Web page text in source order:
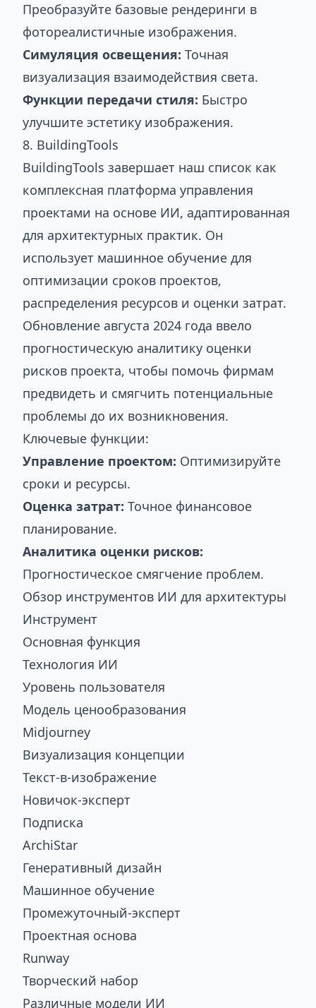
Преобразуйте базовые рендеринги в
фотореалистичные изображения.
Симуляция освещения: Точная
визуализация взаимодействия света.
Функции передачи стиля: Быстро
улучшите эстетику изображения.
8. BuildingTools
BuildingTools завершает наш список как
комплексная платформа управления
проектами на основе ИИ, адаптированная
для архитектурных практик. Он
использует машинное обучение для
оптимизации сроков проектов,
распределения ресурсов и оценки затрат.
Обновление августа 2024 года ввело
прогностическую аналитику оценки
рисков проекта, чтобы помочь фирмам
предвидеть и смягчить потенциальные
проблемы до их возникновения.
Ключевые функции:
Управление проектом: Оптимизируйте
сроки и ресурсы.
Оценка затрат: Точное финансовое
планирование.
Аналитика оценки рисков:
Прогностическое смягчение проблем.
Обзор инструментов ИИ для архитектуры
Инструмент
Основная функция
Технология ИИ
Уровень пользователя
Модель ценообразования
Midjourney
Визуализация концепции
Текст-в-изображение
Новичок-эксперт
Подписка
ArchiStar
Генеративный дизайн
Машинное обучение
Промежуточный-эксперт
Проектная основа
Runway
Творческий набор
Различные модели ИИ